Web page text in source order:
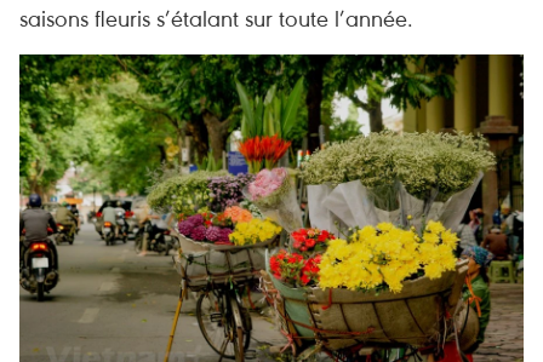
saisons fleuris s’étalant sur toute l’année.